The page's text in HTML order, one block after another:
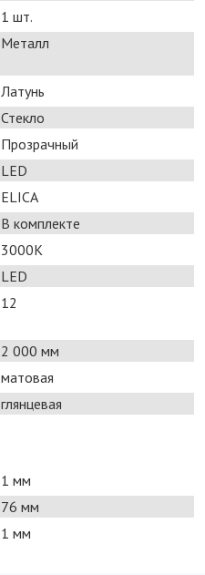
1 шт.
Металл
Латунь
Стекло
Прозрачный
LED
ELICA
В комплекте
3000K
LED
12
2 000 мм
матовая
глянцевая
1 мм
76 мм
1 мм